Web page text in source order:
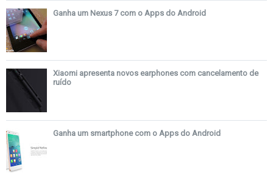
Ganha um Nexus 7 com o Apps do Android
Xiaomi apresenta novos earphones com cancelamento de
ruído
Ganha um smartphone com o Apps do Android